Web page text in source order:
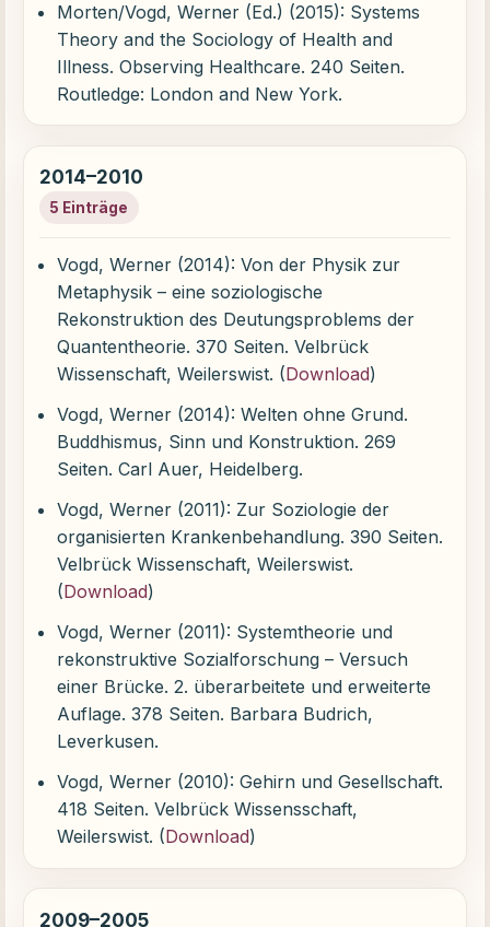
Morten/Vogd, Werner (Ed.) (2015): Systems
Theory and the Sociology of Health and
Illness. Observing Healthcare. 240 Seiten.
Routledge: London and New York.
2014–2010
5 Einträge
Vogd, Werner (2014): Von der Physik zur
Metaphysik – eine soziologische
Rekonstruktion des Deutungsproblems der
Quantentheorie. 370 Seiten. Velbrück
Wissenschaft, Weilerswist. (Download)
Vogd, Werner (2014): Welten ohne Grund.
Buddhismus, Sinn und Konstruktion. 269
Seiten. Carl Auer, Heidelberg.
Vogd, Werner (2011): Zur Soziologie der
organisierten Krankenbehandlung. 390 Seiten.
Velbrück Wissenschaft, Weilerswist.
(Download)
Vogd, Werner (2011): Systemtheorie und
rekonstruktive Sozialforschung – Versuch
einer Brücke. 2. überarbeitete und erweiterte
Auflage. 378 Seiten. Barbara Budrich,
Leverkusen.
Vogd, Werner (2010): Gehirn und Gesellschaft.
418 Seiten. Velbrück Wissensschaft,
Weilerswist. (Download)
2009–2005